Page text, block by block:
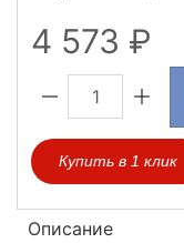
4 573
Купить в 1 клик
Описание